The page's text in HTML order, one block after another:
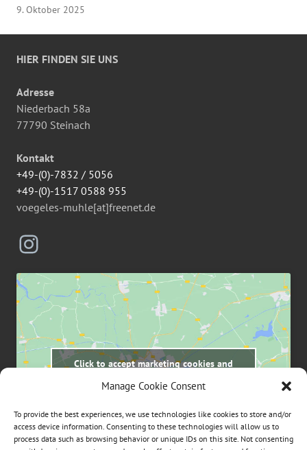
Manage Cookie Consent
To provide the best experiences, we use technologies like cookies to store and/or
access device information. Consenting to these technologies will allow us to
process data such as browsing behavior or unique IDs on this site. Not consenting
9. Oktober 2025
HIER FINDEN SIE UNS
Adresse
Niederbach 58a
77790 Steinach
Kontakt
+49-(0)-7832 / 5056
+49-(0)-1517 0588 955
voegeles-muhle[at]freenet.de
Instagram
Click to accept marketing cookies and